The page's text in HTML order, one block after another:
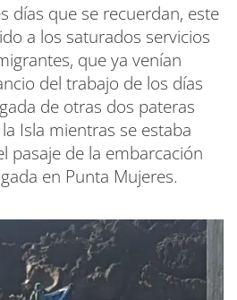
días que se recuerdan, este
a los saturados servicios
que ya venían
del trabajo de los días
de otras dos pateras
Isla mientras se estaba
pasaje de la embarcación
en Punta Mujeres.